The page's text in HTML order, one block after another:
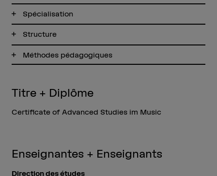
Spécialisation
Structure
Méthodes pédagogiques
Titre + Diplôme
Certificate of Advanced Studies im Music
Enseignantes + Enseignants
Direction des études